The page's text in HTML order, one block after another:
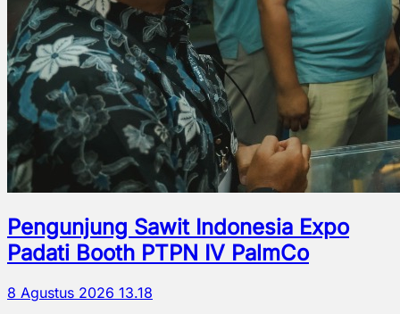
Pengunjung Sawit Indonesia Expo
Padati Booth PTPN IV PalmCo
8 Agustus 2026 13.18